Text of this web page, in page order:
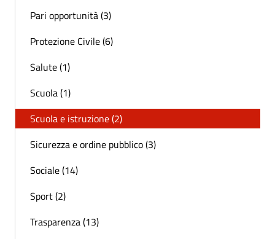
Pari opportunità (3)
Protezione Civile (6)
Salute (1)
Scuola (1)
Scuola e istruzione (2)
Sicurezza e ordine pubblico (3)
Sociale (14)
Sport (2)
Trasparenza (13)